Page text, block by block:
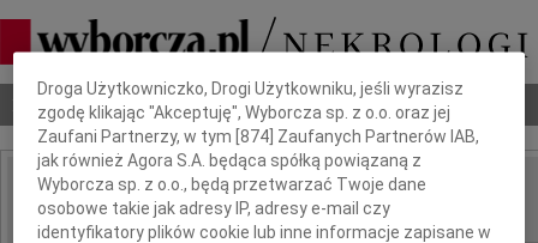
Nekrologi Odeszli Poradnik pogrzebowy
IMIĘ I NAZWISKO: Regina Modelska
Dbamy o Twoją prywatność
Droga Użytkowniczko, Drogi Użytkowniku, jeśli wyrazisz
zgodę klikając "Akceptuję", Wyborcza sp. z o.o. oraz jej
Zaufani Partnerzy, w tym [874 ] Zaufanych Partnerów IAB,
jak również Agora S.A. będąca spółką powiązaną z
Wyborcza sp. z o.o., będą przetwarzać Twoje dane
osobowe takie jak adresy IP, adresy e-mail czy
identyfikatory plików cookie lub inne informacje zapisane w